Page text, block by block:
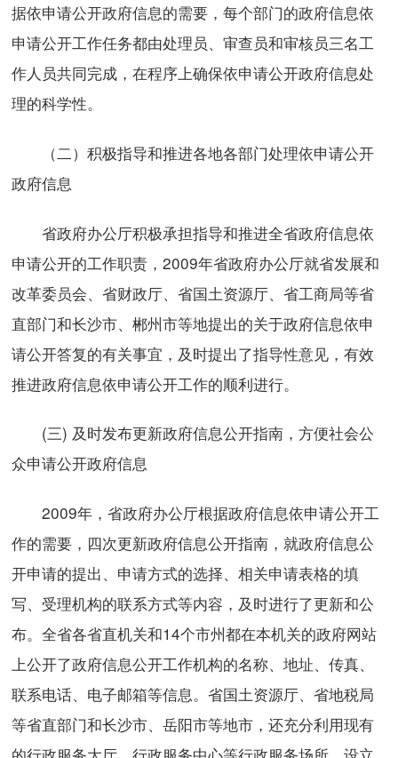
据依申请公开政府信息的需要，每个部门的政府信息依
申请公开工作任务都由处理员、审查员和审核员三名工
作人员共同完成，在程序上确保依申请公开政府信息处
理的科学性。
（二）积极指导和推进各地各部门处理依申请公开
政府信息
省政府办公厅积极承担指导和推进全省政府信息依
申请公开的工作职责，2009年省政府办公厅就省发展和
改革委员会、省财政厅、省国土资源厅、省工商局等省
直部门和长沙市、郴州市等地提出的关于政府信息依申
请公开答复的有关事宜，及时提出了指导性意见，有效
推进政府信息依申请公开工作的顺利进行。
(三) 及时发布更新政府信息公开指南，方便社会公
众申请公开政府信息
2009年，省政府办公厅根据政府信息依申请公开工
作的需要，四次更新政府信息公开指南，就政府信息公
开申请的提出、申请方式的选择、相关申请表格的填
写、受理机构的联系方式等内容，及时进行了更新和公
布。全省各省直机关和14个市州都在本机关的政府网站
上公开了政府信息公开工作机构的名称、地址、传真、
联系电话、电子邮箱等信息。省国土资源厅、省地税局
等省直部门和长沙市、岳阳市等地市，还充分利用现有